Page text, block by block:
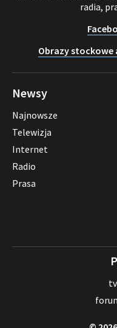
radia,
Obrazy
Newsy
Najnowsze
Telewizja
Internet
Radio
Prasa